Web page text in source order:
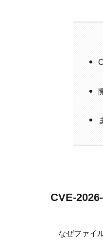
CVE-
なぜファイ